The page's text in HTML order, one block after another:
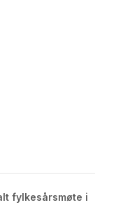
fylkesårsmøte i